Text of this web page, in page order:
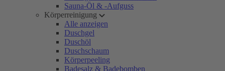
Sauna-Öl & -Aufguss
Körperreinigung
Alle anzeigen
Duschgel
Duschöl
Duschschaum
Körperpeeling
Badesalz & Badebomben